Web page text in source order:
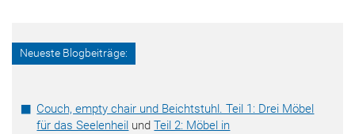
Neueste Blogbeiträge:
Couch, empty chair und Beichtstuhl. Teil 1: Drei Möbel
für das Seelenheil undTeil 2: Möbel in